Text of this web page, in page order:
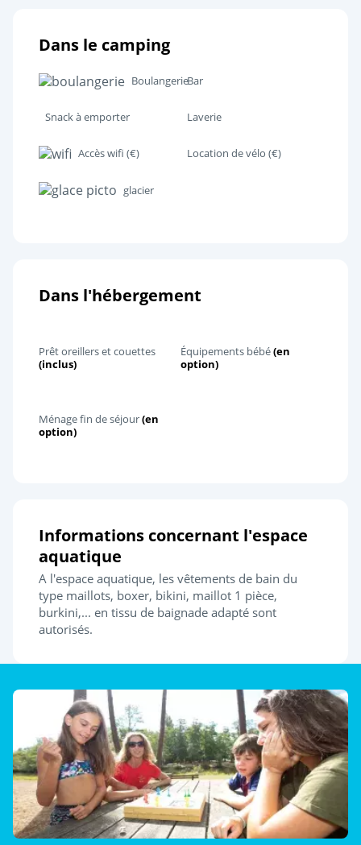
Dans le camping
BoulangerieBar
Snack à emporter Laverie
Accès wifi (€) Location de vélo (€)
glacier
Dans l'hébergement
Prêt oreillers et couettes
(inclus)
Équipements bébé(en
option)
Ménage fin de séjour(en
option)
Informations concernant l'espace
aquatique
A l'espace aquatique, les vêtements de bain du
type maillots, boxer, bikini, maillot 1 pièce,
burkini,... en tissu de baignade adapté sont
autorisés.